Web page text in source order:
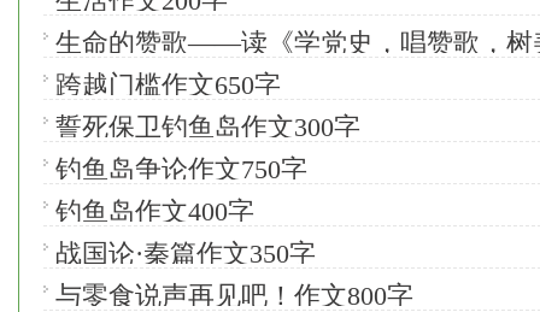
生命的赞歌——读《学党史，唱赞歌，树
作文1500字
跨越门槛作文650字
誓死保卫钓鱼岛作文300字
钓鱼岛争论作文750字
钓鱼岛作文400字
战国论·秦篇作文350字
与零食说声再见吧！作文800字